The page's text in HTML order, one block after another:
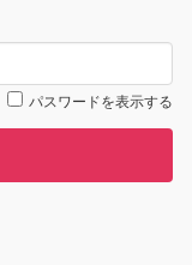
パスワードを表示する